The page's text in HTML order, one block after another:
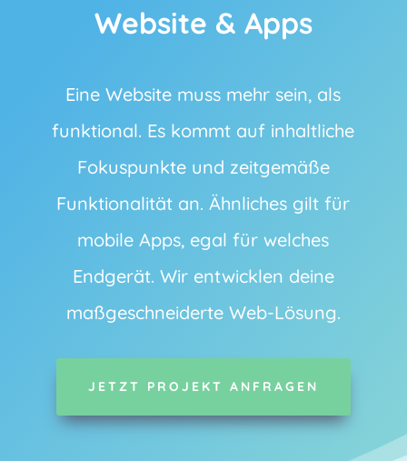
Website & Apps
Eine Website muss mehr sein, als
funktional. Es kommt auf inhaltliche
Fokuspunkte und zeitgemäße
Funktionalität an. Ähnliches gilt für
mobile Apps, egal für welches
Endgerät. Wir entwicklen deine
maßgeschneiderte Web-Lösung.
JETZT PROJEKT ANFRAGEN